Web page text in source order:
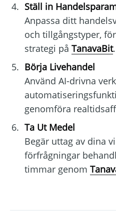
Ställ in
Anpassa ditt
och tillgångstyper,
strategi på TanavaBit.
Börja Livehandel
Använd AI-drivna
genomföra
Ta Ut Medel
Begär uttag av dina
förfrågningar
timmar genom